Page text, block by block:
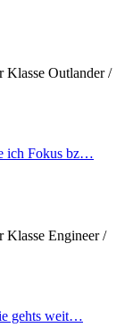
Klasse Outlander /
ich Fokus bz…
Klasse Engineer /
gehts weit…